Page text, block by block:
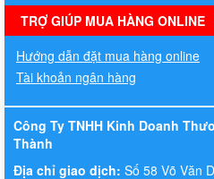
TRỢ GIÚP MUA HÀNG ONLINE
Hướng dẫn đặt mua hàng online
Tài khoản ngân hàng
Công Ty TNHH Kinh Doanh
Thành
Địa chỉ giao dịch: Số 58 Võ Văn